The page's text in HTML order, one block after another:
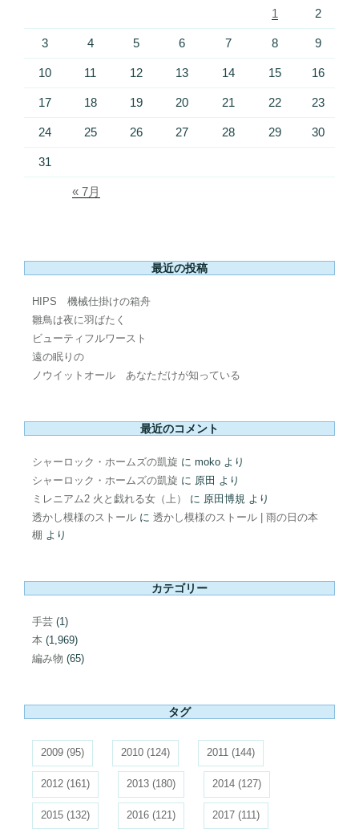
1 2
3 4 5 6 7 8 9
10 11 12 13 14 15 16
17 18 19 20 21 22 23
24 25 26 27 28 29 30
31
« 7月
最近の投稿
HIPS 機械仕掛けの箱舟
雛鳥は夜に羽ばたく
ビューティフルワースト
遠の眠りの
ノウイットオール あなただけが知っている
最近のコメント
シャーロック・ホームズの凱旋 に moko より
シャーロック・ホームズの凱旋 に 原田 より
ミレニアム2 火と戯れる女（上）
に 原田博規 より
透かし模様のストール に 透かし模様のストール | 雨の日の本
棚 より
カテゴリー
手芸 (1)
本 (1,969)
編み物 (65)
タグ
2009 (95) 2010 (124) 2011 (144)
2012 (161) 2013 (180) 2014 (127)
2015 (132) 2016 (121) 2017 (111)